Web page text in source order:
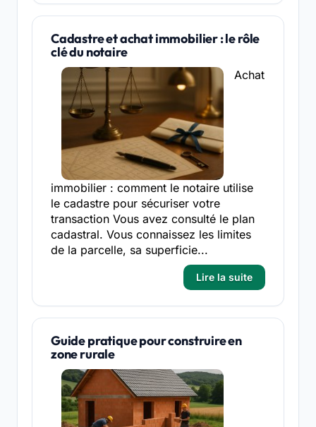
Cadastre et achat immobilier : le rôle
clé du notaire
Achat
immobilier : comment le notaire utilise
le cadastre pour sécuriser votre
transaction Vous avez consulté le plan
cadastral. Vous connaissez les limites
de la parcelle, sa superficie...
Lire la suite
Guide pratique pour construire en
zone rurale